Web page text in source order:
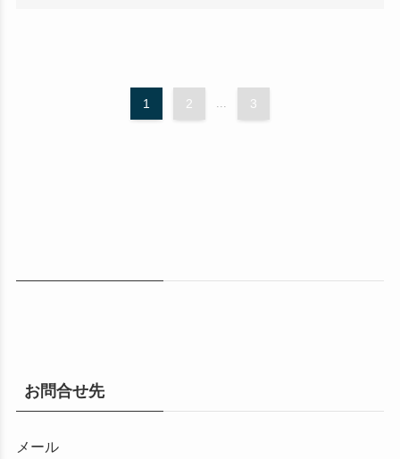
1 2 3
お問合せ先
メール